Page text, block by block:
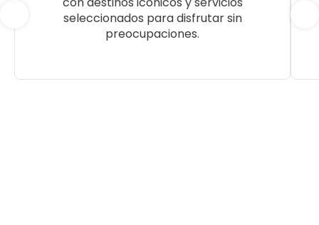
seleccionados para disfrutar sin
preocupaciones.